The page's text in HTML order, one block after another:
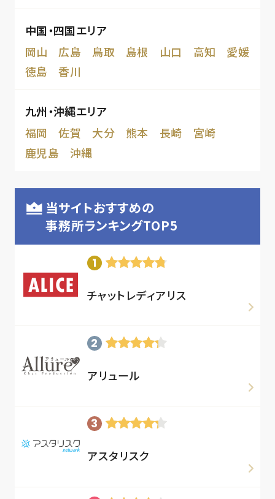
中国・四国エリア
岡山
広島 鳥取 島根 山口 高知
愛媛
徳島
香川
九州・沖縄エリア
福岡
佐賀 大分 熊本 長崎
宮崎
鹿児島
沖縄
当サイトおすすめの
事務所ランキングTOP5
チャットレディアリス
アリュール
アスタリスク